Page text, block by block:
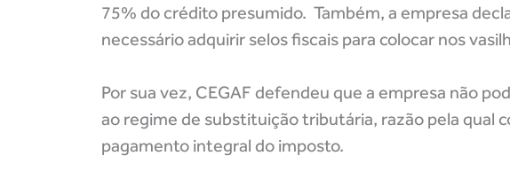
75% do crédito presumido. Também, a empresa
necessário adquirir selos fiscais para colocar nos
Por sua vez, CEGAF defendeu que a empresa não
ao regime de substituição tributária, razão pela qual
pagamento integral do imposto.